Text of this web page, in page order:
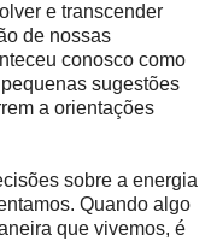
e transcender
de nossas
conosco como
sugestões
a orientações
sobre a energia
Quando algo
que vivemos, é